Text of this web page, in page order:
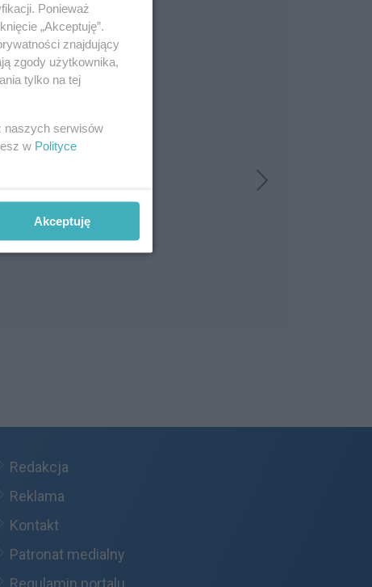
Redakcja
Reklama
Kontakt
Patronat medialny
Regulamin portalu
Ponieważ
„Akceptuję”.
znajdujący
zgody użytkownika,
tylko na tej
naszych serwisów
w Polityce
Akceptuję